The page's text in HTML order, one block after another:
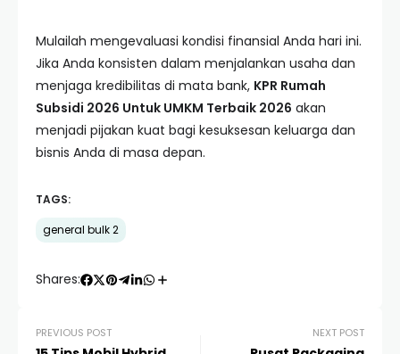
Mulailah mengevaluasi kondisi finansial Anda hari ini.
Jika Anda konsisten dalam menjalankan usaha dan
menjaga kredibilitas di mata bank, KPR Rumah
Subsidi 2026 Untuk UMKM Terbaik 2026 akan
menjadi pijakan kuat bagi kesuksesan keluarga dan
bisnis Anda di masa depan.
TAGS:
general bulk 2
Shares:
PREVIOUS POST NEXT POST